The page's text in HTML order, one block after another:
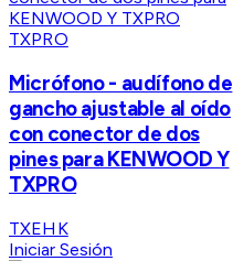
TXPRO
Micrófono - audífono de
gancho ajustable al oído
con conector de dos
pines para KENWOOD Y
TXPRO
TXEHK
Iniciar Sesión